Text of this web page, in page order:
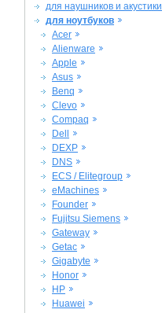
для наушников и акустики
для ноутбуков
Acer
Alienware
Apple
Asus
Benq
Clevo
Compaq
Dell
DEXP
DNS
ECS / Elitegroup
eMachines
Founder
Fujitsu Siemens
Gateway
Getac
Gigabyte
Honor
HP
Huawei